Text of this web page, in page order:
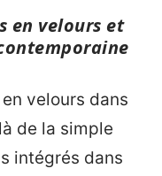
en velours et
velours dans
de la simple
intégrés dans